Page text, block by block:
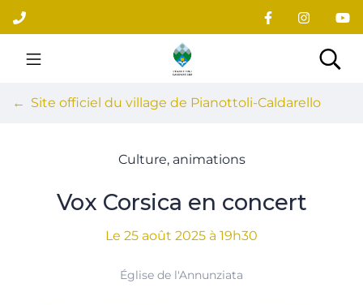
Aller
au
contenu
Site officiel du village
Site officiel du village de Pianottoli-Caldarello
Culture, animations
Vox Corsica en concert
Le 25 août 2025 à 19h30
Église de l'Annunziata